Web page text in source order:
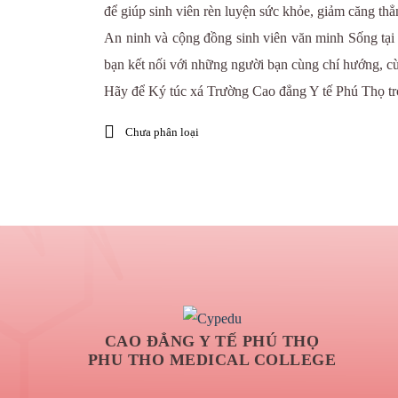
để giúp sinh viên rèn luyện sức khỏe, giảm căng
An ninh và cộng đồng sinh viên văn minh Sống
bạn kết nối với những người bạn cùng chí hướng,
Hãy để Ký túc xá Trường Cao đẳng Y tế Phú Thọ
Chưa phân loại
CAO ĐẲNG Y TẾ PHÚ THỌ
PHU THO MEDICAL COLLEGE